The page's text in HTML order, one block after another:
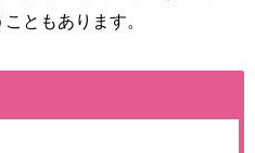
ともあります。